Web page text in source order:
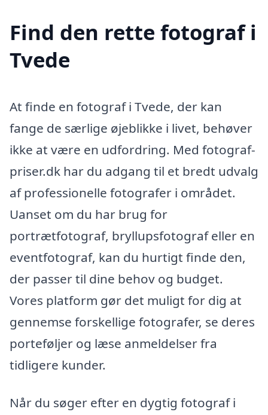
Find den rette fotograf i
Tvede
At finde en fotograf i Tvede, der kan
fange de særlige øjeblikke i livet, behøver
ikke at være en udfordring. Med fotograf-
priser.dk har du adgang til et bredt udvalg
af professionelle fotografer i området.
Uanset om du har brug for
portrætfotograf, bryllupsfotograf eller en
eventfotograf, kan du hurtigt finde den,
der passer til dine behov og budget.
Vores platform gør det muligt for dig at
gennemse forskellige fotografer, se deres
porteføljer og læse anmeldelser fra
tidligere kunder.
Når du søger efter en dygtig fotograf i